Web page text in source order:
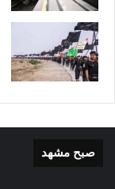
صبح مشهد